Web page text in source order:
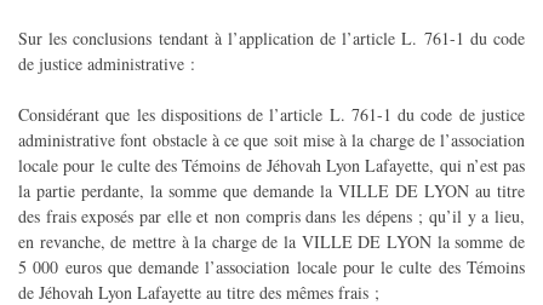
Sur les conclusions tendant à l’application de l’article L. 761-1 du code
de justice administrative :
Considérant que les dispositions de l’article L. 761-1 du code de justice
administrative font obstacle à ce que soit mise à la charge de l’association
locale pour le culte des Témoins de Jéhovah Lyon Lafayette, qui n’est pas
la partie perdante, la somme que demande la VILLE DE LYON au titre
des frais exposés par elle et non compris dans les dépens ; qu’il y a lieu,
en revanche, de mettre à la charge de la VILLE DE LYON la somme de
5 000 euros que demande l’association locale pour le culte des Témoins
de Jéhovah Lyon Lafayette au titre des mêmes frais ;